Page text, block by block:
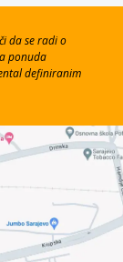
da se radi o
ponuda
definiranim